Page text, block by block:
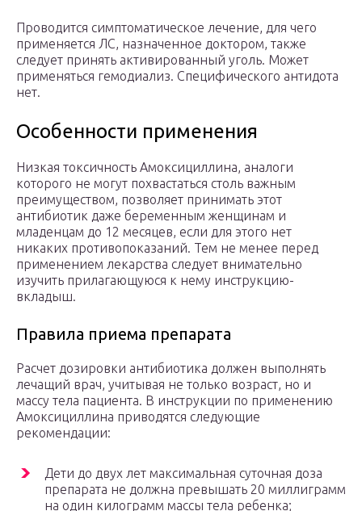
Проводится симптоматическое лечение, для чего
применяется ЛС, назначенное доктором, также
следует принять активированный уголь. Может
применяться гемодиализ. Специфического антидота
нет.
Особенности применения
Низкая токсичность Амоксициллина, аналоги
которого не могут похвастаться столь важным
преимуществом, позволяет принимать этот
антибиотик даже беременным женщинам и
младенцам до 12 месяцев, если для этого нет
никаких противопоказаний. Тем не менее перед
применением лекарства следует внимательно
изучить прилагающуюся к нему инструкцию-
вкладыш.
Правила приема препарата
Расчет дозировки антибиотика должен выполнять
лечащий врач, учитывая не только возраст, но и
массу тела пациента. В инструкции по применению
Амоксициллина приводятся следующие
рекомендации:
Дети до двух лет максимальная суточная доза
препарата не должна превышать 20 миллиграмм
на один килограмм массы тела ребенка;